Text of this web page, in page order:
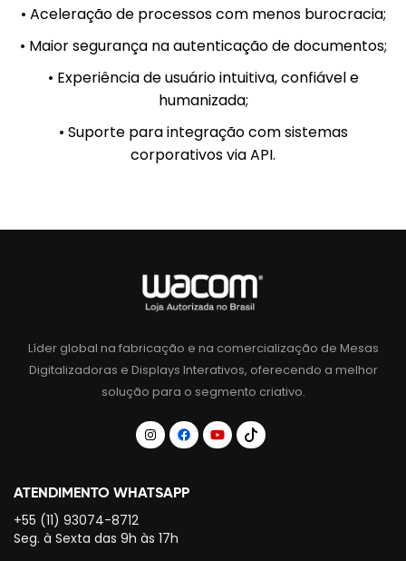
• Aceleração de processos com menos burocracia;
• Maior segurança na autenticação de documentos;
• Experiência de usuário intuitiva, confiável e
humanizada;
• Suporte para integração com sistemas
corporativos via API.
Líder global na fabricação e na comercialização de Mesas
Digitalizadoras e Displays Interativos, oferecendo a melhor
solução para o segmento criativo.
ATENDIMENTO WHATSAPP
+55 (11) 93074-8712
Seg. à Sexta das 9h às 17h